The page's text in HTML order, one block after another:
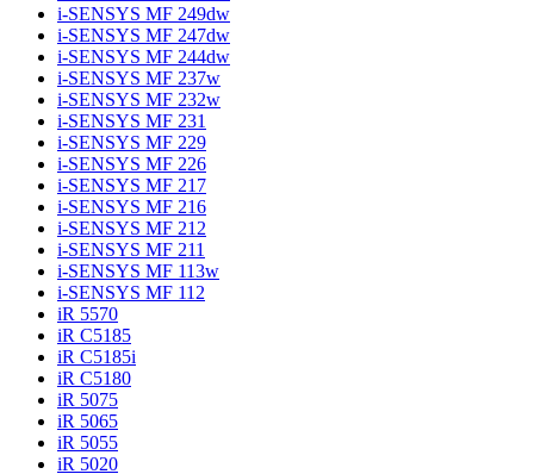
i-SENSYS MF 249dw
i-SENSYS MF 247dw
i-SENSYS MF 244dw
i-SENSYS MF 237w
i-SENSYS MF 232w
i-SENSYS MF 231
i-SENSYS MF 229
i-SENSYS MF 226
i-SENSYS MF 217
i-SENSYS MF 216
i-SENSYS MF 212
i-SENSYS MF 211
i-SENSYS MF 113w
i-SENSYS MF 112
iR 5570
iR C5185
iR C5185i
iR C5180
iR 5075
iR 5065
iR 5055
iR 5020